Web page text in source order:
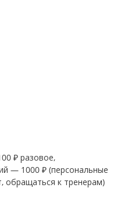
₽ разовое,
— 1000 ₽ (персональные